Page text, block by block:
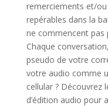
remerciements et/
repérables dans la
ne commencent pas
Chaque
pseudo de votre
votre audio comme
cellular ? Découvrez
d’édition audio pour